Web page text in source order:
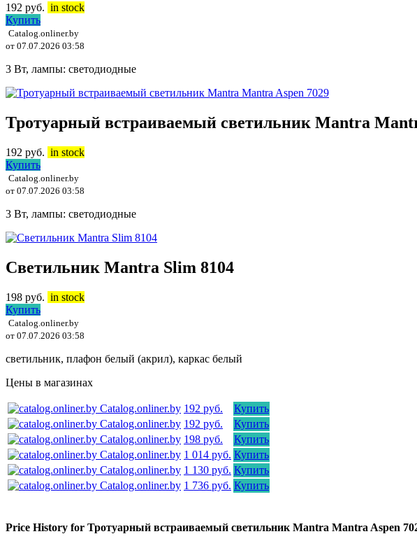
192 руб. in stock
Купить
Catalog.onliner.by
от 07.07.2026 03:58
3 Вт, лампы: светодиодные
Тротуарный встраиваемый светильник Mantra
192 руб. in stock
Купить
Catalog.onliner.by
от 07.07.2026 03:58
3 Вт, лампы: светодиодные
Светильник Mantra Slim 8104
198 руб. in stock
Купить
Catalog.onliner.by
от 07.07.2026 03:58
светильник, плафон белый (акрил), каркас белый
Цены в магазинах
Catalog.onliner.by 192 руб.
Купить
Catalog.onliner.by 192 руб.
Купить
Catalog.onliner.by 198 руб.
Купить
Catalog.onliner.by 1 014 руб. Купить
Catalog.onliner.by 1 130 руб. Купить
Catalog.onliner.by 1 736 руб. Купить
Price History for Тротуарный встраиваемый светильник Mantra Mantra Aspen